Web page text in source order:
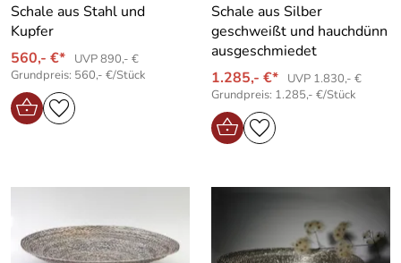
Schale aus Stahl und
Kupfer
560,- €*
UVP 890,- €
Grundpreis: 560,- €/Stück
Schale aus Silber
geschweißt und hauchdünn
ausgeschmiedet
1.285,- €*
UVP 1.830,- €
Grundpreis: 1.285,- €/Stück